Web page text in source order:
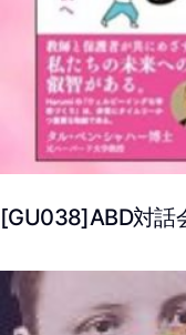
[GU038]ABD対話